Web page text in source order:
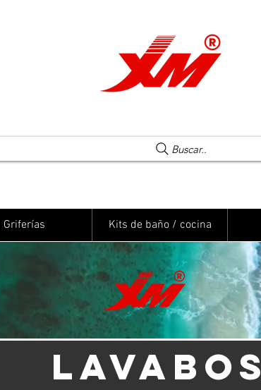
Buscar..
Griferías Kits de baño / cocina
LAVABOS